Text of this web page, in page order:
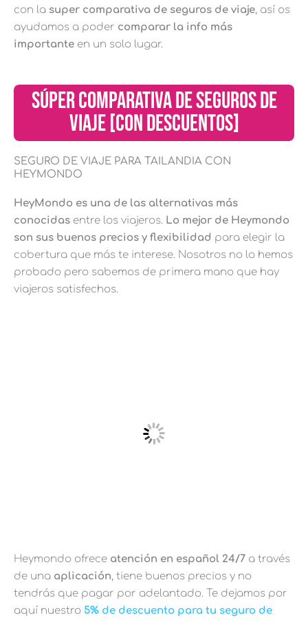
con la super comparativa de seguros de viaje, así os
ayudamos a poder comparar la info más
importante en un solo lugar.
SÚPER COMPARATIVA DE SEGUROS DE
VIAJE [CON DESCUENTOS]
SEGURO DE VIAJE PARA TAILANDIA CON
HEYMONDO
HeyMondo es una de las alternativas más
conocidas entre los viajeros. Lo mejor de Heymondo
son sus buenos precios y flexibilidad para elegir la
cobertura que más te interese. Nosotros no lo hemos
probado pero sabemos de primera mano que hay
viajeros satisfechos.
Heymondo ofrece atención en español 24/7 a través
de una aplicación, tiene buenos precios y no
tendrás que pagar por adelantado. Te dejamos por
aquí nuestro 5% de descuento para tu seguro de